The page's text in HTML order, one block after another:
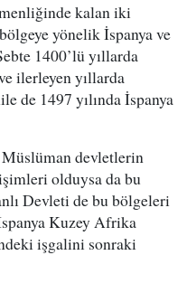
kalan iki
yönelik İspanya ve
1400’lü yıllarda
ilerleyen yıllarda
de 1497 yılında İspanya
devletlerin
olduysa da bu
Devleti de bu bölgeleri
Kuzey Afrika
işgalini sonraki